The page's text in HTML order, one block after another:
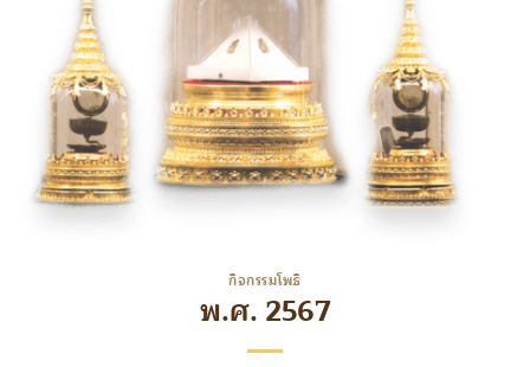
กิจกรรมโพธิ
พ.ศ. 2567